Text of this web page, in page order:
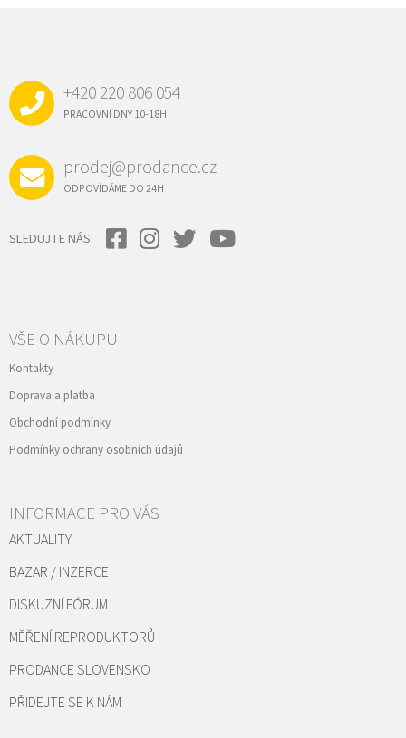
+420 220 806 054
PRACOVNÍ DNY 10-18H
prodej@prodance.cz
ODPOVÍDÁME DO 24H
SLEDUJTE NÁS:
VŠE O NÁKUPU
Kontakty
Doprava a platba
Obchodní podmínky
Podmínky ochrany osobních údajů
INFORMACE PRO VÁS
AKTUALITY
BAZAR / INZERCE
DISKUZNÍ FÓRUM
MĚŘENÍ REPRODUKTORŮ
PRODANCE SLOVENSKO
PŘIDEJTE SE K NÁM